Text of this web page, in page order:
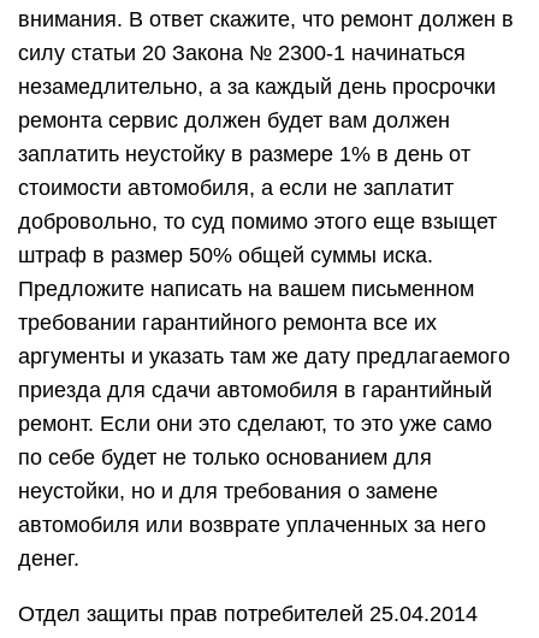
внимания. В ответ скажите, что ремонт должен в
силу статьи 20 Закона № 2300-1 начинаться
незамедлительно, а за каждый день просрочки
ремонта сервис должен будет вам должен
заплатить неустойку в размере 1% в день от
стоимости автомобиля, а если не заплатит
добровольно, то суд помимо этого еще взыщет
штраф в размер 50% общей суммы иска.
Предложите написать на вашем письменном
требовании гарантийного ремонта все их
аргументы и указать там же дату предлагаемого
приезда для сдачи автомобиля в гарантийный
ремонт. Если они это сделают, то это уже само
по себе будет не только основанием для
неустойки, но и для требования о замене
автомобиля или возврате уплаченных за него
денег.
Отдел защиты прав потребителей 25.04.2014